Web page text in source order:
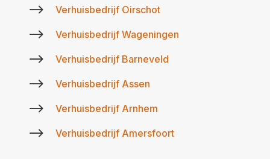
$ Verhuisbedrijf Oirschot
$ Verhuisbedrijf Wageningen
$ Verhuisbedrijf Barneveld
$ Verhuisbedrijf Assen
$ Verhuisbedrijf Arnhem
$ Verhuisbedrijf Amersfoort